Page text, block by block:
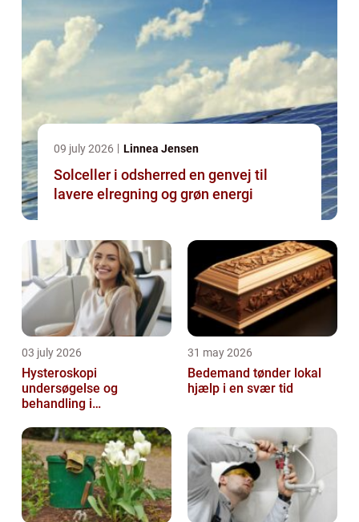
09 july 2026 Linnea Jensen
Solceller i odsherred en genvej til
lavere elregning og grøn energi
03 july 2026
Hysteroskopi
undersøgelse og
behandling i
31 may 2026
Bedemand tønder lokal
hjælp i en svær tid